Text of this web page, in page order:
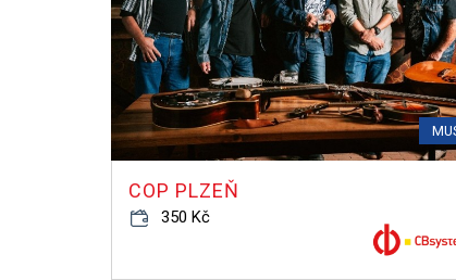
COP PLZEŇ
350 Kč